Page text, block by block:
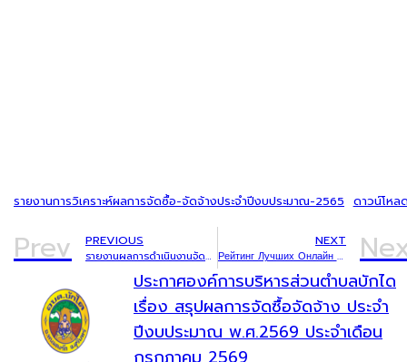
รายงานการวิเคราะห์ผลการจัดซื้อ-จัดจ้างประจำปีงบประมาณ-2565 ดาวน์โหล
Prev PREVIOUS
รายงานผลการดำเนินงานจัดซื้อจัดจ้างประจำเดือนตุลาคม 2565
NEXT
Рейтинг Лучших Онлайн Казин
ประกาศองค์การบริหารส่วนตำบลบักได
เรื่อง สรุปผลการจัดซื้อจัดจ้าง ประจำ
ปีงบประมาณ พ.ศ.2569 ประจำเดือน